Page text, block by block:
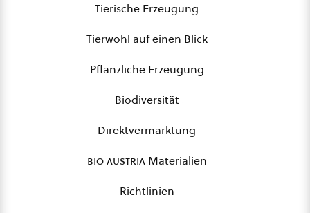
Tierische Erzeugung
Tierwohl auf einen Blick
Pflanzliche Erzeugung
Biodiversität
Direktvermarktung
bio austriaMaterialien
Richtlinien